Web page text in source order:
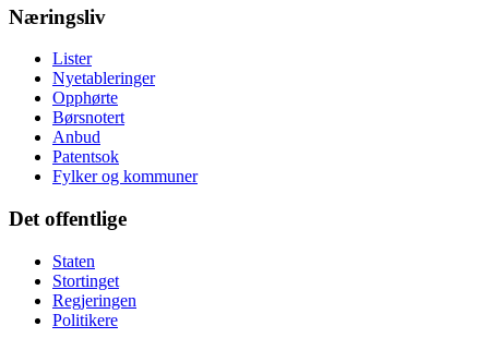
Næringsliv
Lister
Nyetableringer
Opphørte
Børsnotert
Anbud
Patentsok
Fylker og kommuner
Det offentlige
Staten
Stortinget
Regjeringen
Politikere